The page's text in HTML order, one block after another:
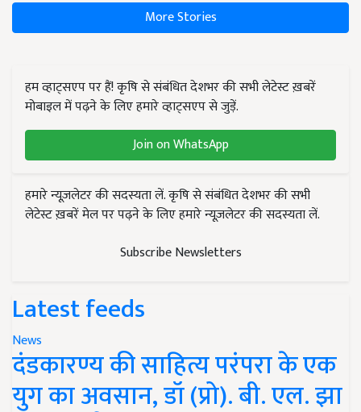
More Stories
हम व्हाट्सएप पर हैं! कृषि से संबंधित देशभर की सभी लेटेस्ट ख़बरें
मोबाइल में पढ़ने के लिए हमारे व्हाट्सएप से जुड़ें.
Join on WhatsApp
हमारे न्यूज़लेटर की सदस्यता लें. कृषि से संबंधित देशभर की सभी
लेटेस्ट ख़बरें मेल पर पढ़ने के लिए हमारे न्यूज़लेटर की सदस्यता लें.
Subscribe Newsletters
Latest feeds
News
दंडकारण्य की साहित्य परंपरा के एक
युग का अवसान, डॉ (प्रो). बी. एल. झा